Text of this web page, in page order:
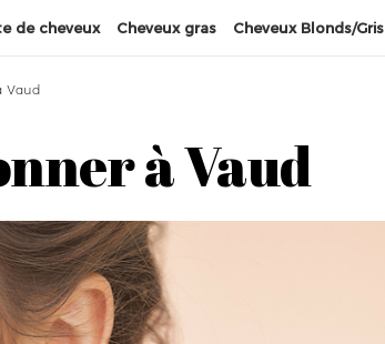
de cheveux Cheveux gras Cheveux Blonds/Gris
Vaud
à Vaud